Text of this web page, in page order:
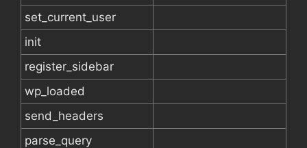
set_current_user
init
register_sidebar
wp_loaded
send_headers
parse_query